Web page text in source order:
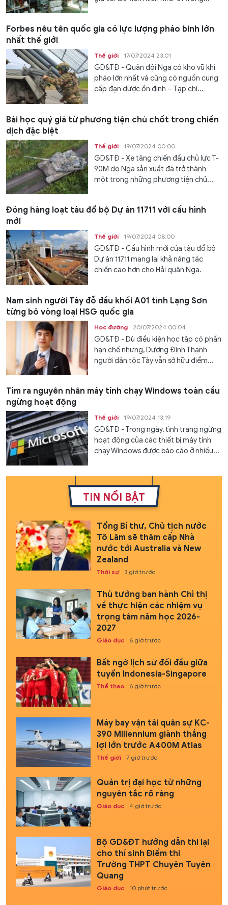
Forbes nêu tên quốc gia có lực lượng pháo binh lớn
nhất thế giới
Thế giới 17/07/2024 23:01
GD&TĐ - Quân đội Nga có kho vũ khí
pháo lớn nhất và cũng có nguồn cung
cấp đạn dược ổn định – Tạp chí...
Bài học quý giá từ phương tiện chủ chốt trong chiến
dịch đặc biệt
Thế giới 19/07/2024 00:00
GD&TĐ - Xe tăng chiến đấu chủ lực T-
90M do Nga sản xuất đã trở thành
một trong những phương tiện chủ...
Đóng hàng loạt tàu đổ bộ Dự án 11711 với cấu hình
mới
Thế giới 19/07/2024 08:00
GD&TĐ - Cấu hình mới của tàu đổ bộ
Dự án 11711 mang lại khả năng tác
chiến cao hơn cho Hải quân Nga.
Nam sinh người Tày đỗ đầu khối A01 tỉnh Lạng Sơn
từng bỏ vòng loại HSG quốc gia
Học đường 20/07/2024 00:04
GD&TĐ - Dù điều kiện học tập có phần
hạn chế nhưng, Dương Đình Thanh
người dân tộc Tày vẫn sở hữu điểm...
Tìm ra nguyên nhân máy tính chạy Windows toàn cầu
ngừng hoạt động
Thế giới 19/07/2024 13:19
GD&TĐ - Trong ngày, tình trạng ngừng
hoạt động của các thiết bị máy tính
chạy Windows được báo cáo ở nhiều...
TIN NỔI BẬT
Tổng Bí thư, Chủ tịch nước
Tô Lâm sẽ thăm cấp Nhà
nước tới Australia và New
Zealand
Thời sự 3 giờ trước
Thủ tướng ban hành Chỉ thị
về thực hiện các nhiệm vụ
trọng tâm năm học 2026-
2027
Giáo dục 6 giờ trước
Bất ngờ lịch sử đối đầu giữa
tuyển Indonesia-Singapore
Thể thao 6 giờ trước
Máy bay vận tải quân sự KC-
390 Millennium giành thắng
lợi lớn trước A400M Atlas
Thế giới 7 giờ trước
Quản trị đại học từ những
nguyên tắc rõ ràng
Giáo dục 4 giờ trước
Bộ GD&ĐT hướng dẫn thi lại
cho thí sinh Điểm thi
Trường THPT Chuyên Tuyên
Quang
Giáo dục 10 phút trước